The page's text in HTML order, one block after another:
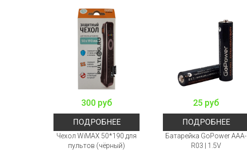
300 руб
ПОДРОБНЕЕ
Чехол WiMAX 50*190 для
пультов (чёрный)
25 руб
ПОДРОБНЕЕ
Батарейка GoPower AAA-
R03 | 1.5V